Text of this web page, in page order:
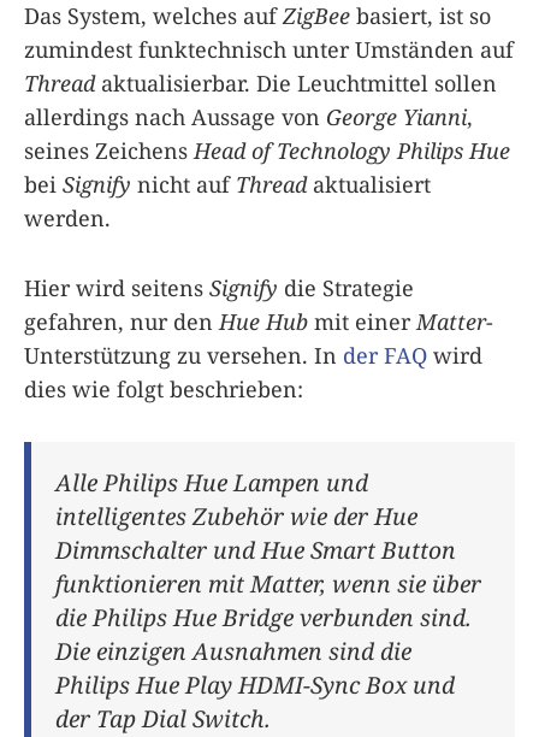
Das System, welches aufZigBee basiert, ist so
zumindest funktechnisch unter Umständen auf
Threadaktualisierbar. Die Leuchtmittel sollen
allerdings nach Aussage von George Yianni,
seines ZeichensHead of Technology Philips Hue
bei Signify nicht auf Threadaktualisiert
werden.
Hier wird seitens Signify die Strategie
gefahren, nur denHue Hub mit einerMatter-
Unterstützung zu versehen. In der FAQ wird
dies wie folgt beschrieben:
Alle Philips Hue Lampen und
intelligentes Zubehör wie der Hue
Dimmschalter und Hue Smart Button
funktionieren mit Matter, wenn sie über
die Philips Hue Bridge verbunden sind.
Die einzigen Ausnahmen sind die
Philips Hue Play HDMI-Sync Box und
der Tap Dial Switch.